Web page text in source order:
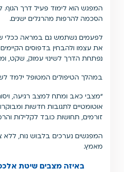
המפגש הוא לימוד פעיל דרך
הסכמה להרפות מהרגלים ישנים.
לפעמים נשתמש גם במראה ככלי
את עצמו ולהבחין בדפוסים
נפתחת הדרך לשינוי עמוק, שקט,
במהלך הטיפולים המטופל ילמד
"מצבי כאב ומתח למצב רגיעה,
אוטומטיים לתגובות חדשות
זורמים, תחושות כובד לקלילות
המפגשים נערכים בלבוש נוח, ללא
מאמץ.
באיזה מצבים שיטת